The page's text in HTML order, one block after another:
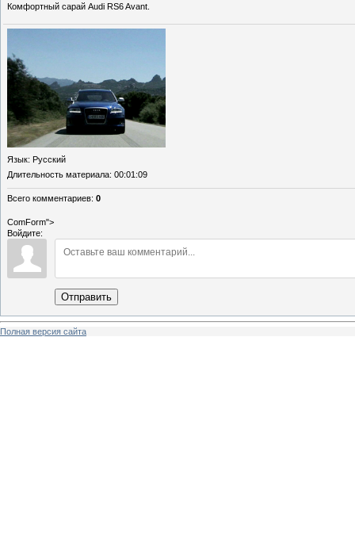
Комфортный сарай Audi RS6 Avant.
Язык: Русский
Длительность материала: 00:01:09
Всего комментариев: 0
ComForm">
Войдите:
Отправить
Полная версия сайта